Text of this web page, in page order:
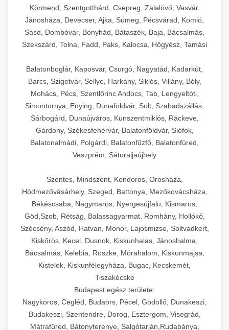
Körmend, Szentgotthárd, Csepreg, Zalalövő, Vasvár,
Jánosháza, Devecser, Ajka, Sümeg, Pécsvárad, Komló,
Sásd, Dombóvár, Bonyhád, Bátaszék, Baja, Bácsalmás,
Szekszárd, Tolna, Fadd, Paks, Kalocsa, Hőgyész, Tamási
Balatonboglár, Kaposvár, Csurgó, Nagyatád, Kadarkút,
Barcs, Szigetvár, Sellye, Harkány, Siklós, Villány, Bóly,
Mohács, Pécs, Szentlőrinc Andocs, Tab, Lengyeltóti,
Simontornya, Enying, Dunaföldvár, Solt, Szabadszállás,
Sárbogárd, Dunaújváros, Kunszentmiklós, Ráckeve,
Gárdony, Székesfehérvár, Balatonföldvár, Siófok,
Balatonalmádi, Polgárdi, Balatonfűzfő, Balatonfüred,
Veszprém, Sátoraljaújhely
Szentes, Mindszent, Kondoros, Orosháza,
Hódmezővásárhely, Szeged, Battonya, Mezőkovácsháza,
Békéscsaba, Nagymaros, Nyergesújfalu, Kismaros,
Göd,Szob, Rétság, Balassagyarmat, Romhány, Hollókő,
Szécsény, Aszód, Hatvan, Monor, Lajosmizse, Soltvadkert,
Kiskőrös, Kecel, Dusnok, Kiskunhalas, Jánoshalma,
Bácsalmás, Kelebia, Röszke, Mórahalom, Kiskunmajsa,
Kistelek, Kiskunfélegyháza, Bugac, Kecskemét,
Tiszakécske
Budapest egész területe:
Nagykörös, Cegléd, Budaörs, Pécel, Gödöllő, Dunakeszi,
Budakeszi, Szentendre, Dorog, Esztergom, Visegrád,
Mátrafüred, Bátonyterenye, Salgótarján,Rudabánya,